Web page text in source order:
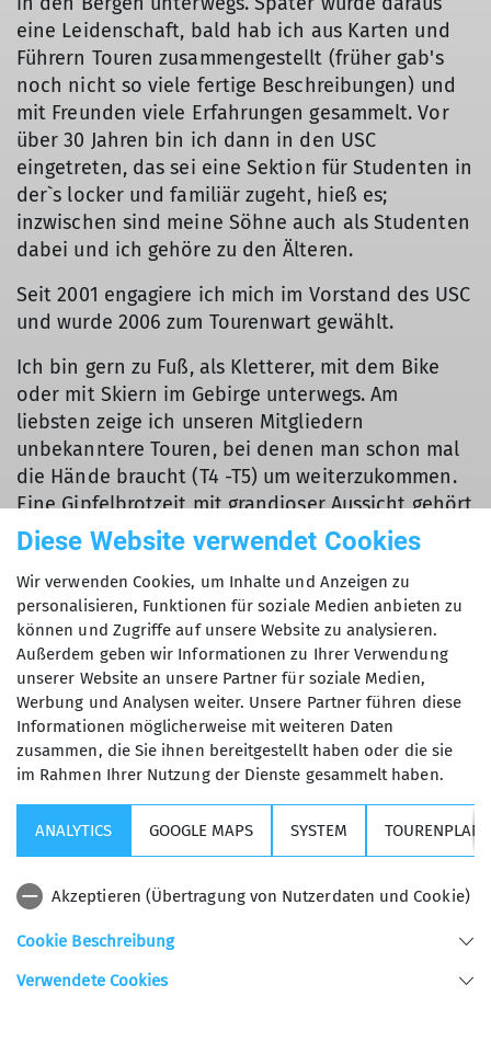
eine Leidenschaft, bald hab ich aus Karten und
Führern Touren zusammengestellt (früher gab's
noch nicht so viele fertige Beschreibungen) und
mit Freunden viele Erfahrungen gesammelt. Vor
über 30 Jahren bin ich dann in den USC
eingetreten, das sei eine Sektion für Studenten in
der`s locker und familiär zugeht, hieß es;
inzwischen sind meine Söhne auch als Studenten
dabei und ich gehöre zu den Älteren.
Seit 2001 engagiere ich mich im Vorstand des USC
und wurde 2006 zum Tourenwart gewählt.
Ich bin gern zu Fuß, als Kletterer, mit dem Bike
oder mit Skiern im Gebirge unterwegs. Am
liebsten zeige ich unseren Mitgliedern
unbekanntere Touren, bei denen man schon mal
die Hände braucht (T4 -T5) um weiterzukommen.
Eine Gipfelbrotzeit mit grandioser Aussicht gehört
fast immer dazu und wenn es am nächsten Tag
weitergeht freu ich mich auf gemütliche
Hüttenabende mit Euch, einem zünftigen
Schafkopf bin ich dabei nicht abgeneigt...
Kurse, Touren & Veranstaltungen
Sektion USC
Sektion Universitäts - Sportclub München des Deutschen Alpenvereins e.V.
Diese Website verwendet Cookies
Wir verwenden Cookies, um Inhalte und Anzeigen zu
personalisieren, Funktionen für soziale Medien anbieten zu
können und Zugriffe auf unsere Website zu analysieren.
Außerdem geben wir Informationen zu Ihrer Verwendung
unserer Website an unsere Partner für soziale Medien,
Werbung und Analysen weiter. Unsere Partner führen diese
Informationen möglicherweise mit weiteren Daten
zusammen, die Sie ihnen bereitgestellt haben oder die sie
im Rahmen Ihrer Nutzung der Dienste gesammelt haben.
ANALYTICS GOOGLE MAPS SYSTEM
Akzeptieren (Übertragung von Nutzerdaten und Cookie)
Cookie Beschreibung
Verwendete Cookies